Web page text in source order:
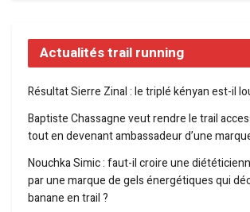
Actualités trail running
Résultat Sierre Zinal : le triplé kényan est-il
Baptiste Chassagne veut rendre le trail
tout en devenant ambassadeur d’une
Nouchka Simic : faut-il croire une
par une marque de gels énergétiques qui
banane en trail ?